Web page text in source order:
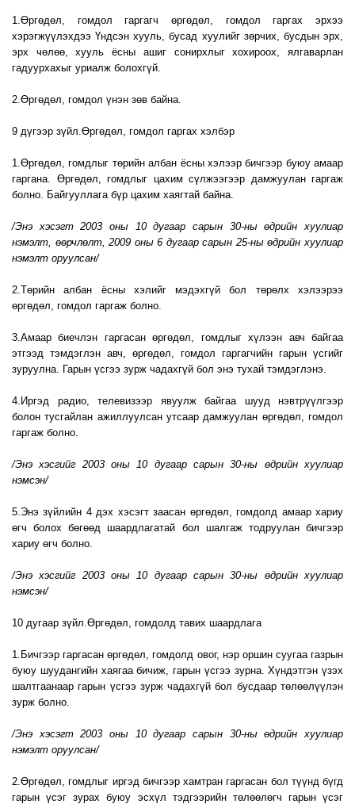
1.Өргөдөл, гомдол гаргагч өргөдөл, гомдол гаргах эрхээ
хэрэгжүүлэхдээ Үндсэн хууль, бусад хуулийг зөрчих, бусдын эрх,
эрх чөлөө, хууль ёсны ашиг сонирхлыг хохироох, ялгаварлан
гадуурхахыг уриалж болохгүй.
2.Өргөдөл, гомдол үнэн зөв байна.
9 дүгээр зүйл.Өргөдөл, гомдол гаргах хэлбэр
1.Өргөдөл, гомдлыг төрийн албан ёсны хэлээр бичгээр буюу амаар
гаргана. Өргөдөл, гомдлыг цахим сүлжээгээр дамжуулан гаргаж
болно. Байгууллага бүр цахим хаягтай байна.
/Энэ хэсэгт 2003 оны 10 дугаар сарын 30-ны өдрийн хуулиар
нэмэлт, өөрчлөлт, 2009 оны 6 дугаар сарын 25-ны өдрийн хуулиар
нэмэлт оруулсан/
2.Төрийн албан ёсны хэлийг мэдэхгүй бол төрөлх хэлээрээ
өргөдөл, гомдол гаргаж болно.
3.Амаар биечлэн гаргасан өргөдөл, гомдлыг хүлээн авч байгаа
этгээд тэмдэглэн авч, өргөдөл, гомдол гаргагчийн гарын үсгийг
зуруулна. Гарын үсгээ зурж чадахгүй бол энэ тухай тэмдэглэнэ.
4.Иргэд радио, телевизээр явуулж байгаа шууд нэвтрүүлгээр
болон тусгайлан ажиллуулсан утсаар дамжуулан өргөдөл, гомдол
гаргаж болно.
/Энэ хэсгийг 2003 оны 10 дугаар сарын 30-ны өдрийн хуулиар
нэмсэн/
5.Энэ зүйлийн 4 дэх хэсэгт заасан өргөдөл, гомдолд амаар хариу
өгч болох бөгөөд шаардлагатай бол шалгаж тодруулан бичгээр
хариу өгч болно.
/Энэ хэсгийг 2003 оны 10 дугаар сарын 30-ны өдрийн хуулиар
нэмсэн/
10 дугаар зүйл.Өргөдөл, гомдолд тавих шаардлага
1.Бичгээр гаргасан өргөдөл, гомдолд овог, нэр оршин суугаа газрын
буюу шуудангийн хаягаа бичиж, гарын үсгээ зурна. Хүндэтгэн үзэх
шалтгаанаар гарын үсгээ зурж чадахгүй бол бусдаар төлөөлүүлэн
зурж болно.
/Энэ хэсэгт 2003 оны 10 дугаар сарын 30-ны өдрийн хуулиар
нэмэлт оруулсан/
2.Өргөдөл, гомдлыг иргэд бичгээр хамтран гаргасан бол түүнд бүгд
гарын үсэг зурах буюу эсхүл тэдгээрийн төлөөлөгч гарын үсэг